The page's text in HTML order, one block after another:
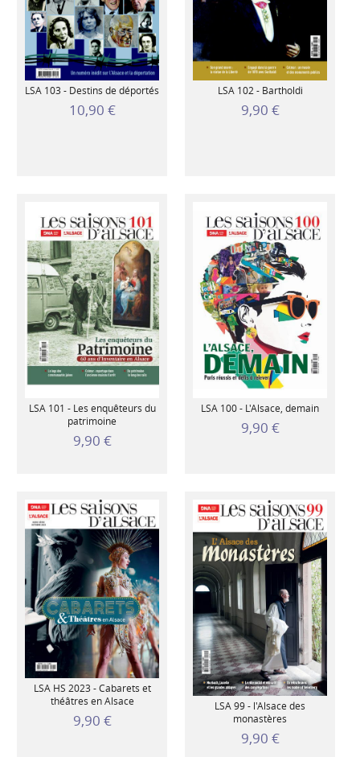
LSA 103 - Destins de déportés
10,90 €
LSA 102 - Bartholdi
9,90 €
LSA 101 - Les enquêteurs du
patrimoine
9,90 €
LSA 100 - L'Alsace, demain
9,90 €
LSA HS 2023 - Cabarets et
théâtres en Alsace
9,90 €
LSA 99 - l'Alsace des
monastères
9,90 €